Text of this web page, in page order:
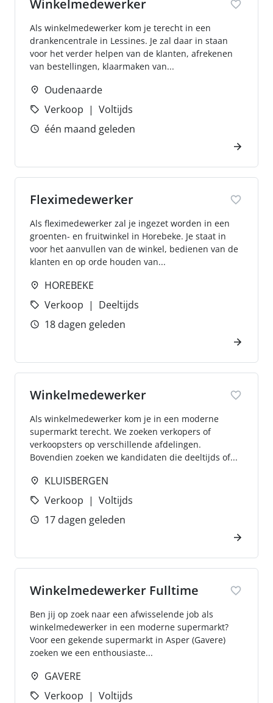
Winkelmedewerker
Als winkelmedewerker kom je terecht in een
drankencentrale in Lessines. Je zal daar in staan
voor het verder helpen van de klanten, afrekenen
van bestellingen, klaarmaken van...
Oudenaarde
Verkoop
Voltijds
één maand geleden
Fleximedewerker
Als fleximedewerker zal je ingezet worden in een
groenten- en fruitwinkel in Horebeke. Je staat in
voor het aanvullen van de winkel, bedienen van de
klanten en op orde houden van...
HOREBEKE
Verkoop
Deeltijds
18 dagen geleden
Winkelmedewerker
Als winkelmedewerker kom je in een moderne
supermarkt terecht. We zoeken verkopers of
verkoopsters op verschillende afdelingen.
Bovendien zoeken we kandidaten die deeltijds of...
KLUISBERGEN
Verkoop
Voltijds
17 dagen geleden
Winkelmedewerker Fulltime
Ben jij op zoek naar een afwisselende job als
winkelmedewerker in een moderne supermarkt?
Voor een gekende supermarkt in Asper (Gavere)
zoeken we een enthousiaste...
GAVERE
Verkoop
Voltijds